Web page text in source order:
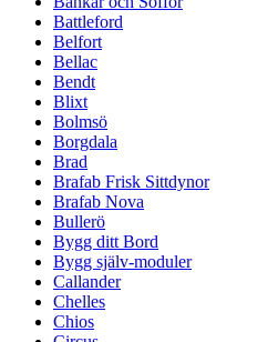
Battleford
Belfort
Bellac
Bendt
Blixt
Bolmsö
Borgdala
Brad
Brafab Frisk Sittdynor
Brafab Nova
Bullerö
Bygg ditt Bord
Bygg själv-moduler
Callander
Chelles
Chios